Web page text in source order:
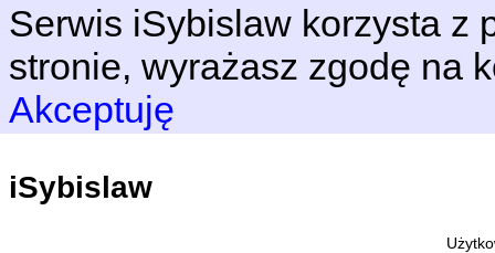
Serwis iSybislaw korzysta z
stronie, wyrażasz zgodę na
Akceptuję
iSybislaw